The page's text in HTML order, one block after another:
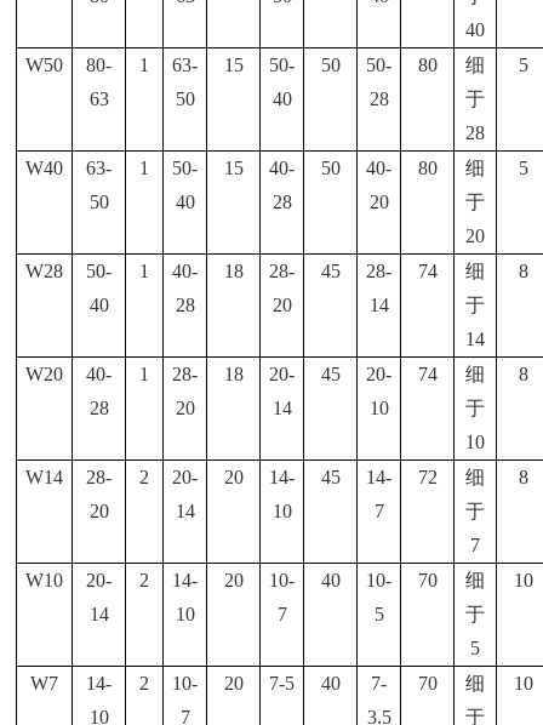
40
W50
80-
63
1
63-
50
15
50-
40
50
50-
28
80
细
于
28
5
W40
63-
50
1
50-
40
15
40-
28
50
40-
20
80
细
于
20
5
W28
50-
40
1
40-
28
18
28-
20
45
28-
14
74
细
于
14
8
W20
40-
28
1
28-
20
18
20-
14
45
20-
10
74
细
于
10
8
W14
28-
20
2
20-
14
20
14-
10
45
14-
7
72
细
于
7
8
W10
20-
14
2
14-
10
20
10-
7
40
10-
5
70
细
于
5
10
W7
14-
10
2
10-
7
20 7-5 40
7-
3.5
70
细
于
10